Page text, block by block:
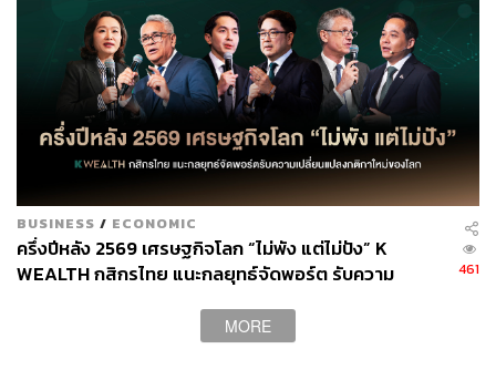
BUSINESS / ECONOMIC
ครึ่งปีหลัง 2569 เศรษฐกิจโลก “ไม่พัง แต่ไม่ปัง” K
WEALTH กสิกรไทย แนะกลยุทธ์จัดพอร์ต รับความ
461
MORE